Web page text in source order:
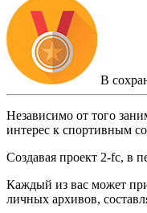
В
Независимо от того
интерес к спортивным
Создавая проект 2-fc, в
Каждый из вас может
личных архивов,